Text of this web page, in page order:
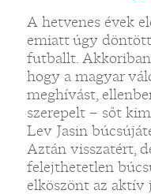
A hetvenes évek
emiatt úgy
futballt. Akkoriban
hogy a magyar
meghívást,
szerepelt – sőt
Lev Jasin
Aztán visszatért,
felejthetetlen
elköszönt az